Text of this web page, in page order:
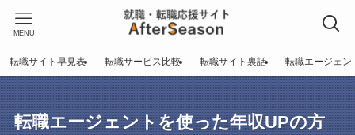
MENU
転職サイト早見表 転職サービス比較 転職サイト裏話 転職エージェン
転職エージェントを使った年収UPの方